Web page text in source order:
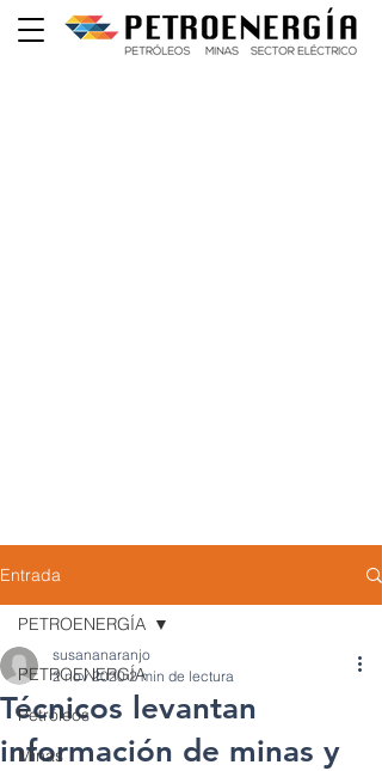
Entrada
PETROENERGÍA
Petróleos
Minas
PETROENERGÍA
Técnicos levantan
información de minas y
susananaranjo
2 nov 2020 2 min de lectura